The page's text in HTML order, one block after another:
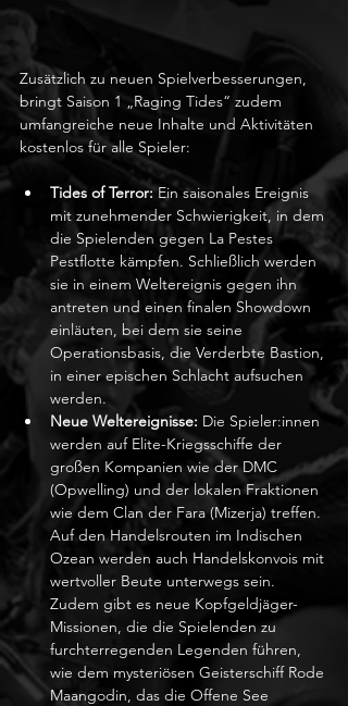
Zusätzlich zu neuen Spielverbesserungen,
bringt Saison 1 „Raging Tides“ zudem
umfangreiche neue Inhalte und Aktivitäten
kostenlos für alle Spieler:
Tides of Terror: Ein saisonales Ereignis
mit zunehmender Schwierigkeit, in dem
die Spielenden gegen La Pestes
Pestflotte kämpfen. Schließlich werden
sie in einem Weltereignis gegen ihn
antreten und einen finalen Showdown
einläuten, bei dem sie seine
Operationsbasis, die Verderbte Bastion,
in einer epischen Schlacht aufsuchen
werden.
Neue Weltereignisse: Die Spieler:innen
werden auf Elite-Kriegsschiffe der
großen Kompanien wie der DMC
(Opwelling) und der lokalen Fraktionen
wie dem Clan der Fara (Mizerja) treffen.
Auf den Handelsrouten im Indischen
Ozean werden auch Handelskonvois mit
wertvoller Beute unterwegs sein.
Zudem gibt es neue Kopfgeldjäger-
Missionen, die die Spielenden zu
furchterregenden Legenden führen,
wie dem mysteriösen Geisterschiff Rode
Maangodin, das die Offene See